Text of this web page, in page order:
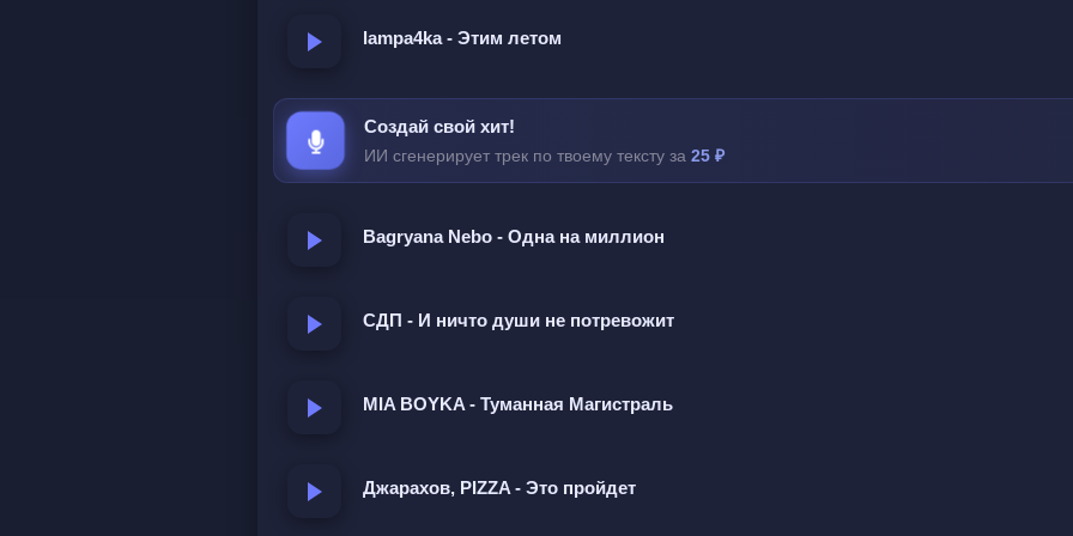
Может быть мы вспомнили
Не по голосу не по глазам
Будто сердце хранило ответы
Пока разум не верил словам
Но любовь не умеет пройти
lampa4ka - Этим летом
Создай свой хит!
ИИ сгенерирует трек по твоему тексту за 25 ₽
Bagryana Nebo - Одна на миллион
СДП - И ничто души не потревожит
MIA BOYKA - Туманная Магистраль
Джарахов, PIZZA - Это пройдет